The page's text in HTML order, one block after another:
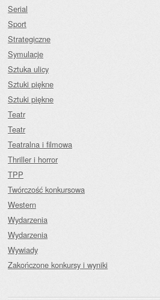
Serial
Sport
Strategiczne
Symulacje
Sztuka ulicy
Sztuki piękne
Sztuki piękne
Teatr
Teatr
Teatralna i filmowa
Thriller i horror
TPP
Twórczość konkursowa
Western
Wydarzenia
Wydarzenia
Wywiady
Zakończone konkursy i wyniki